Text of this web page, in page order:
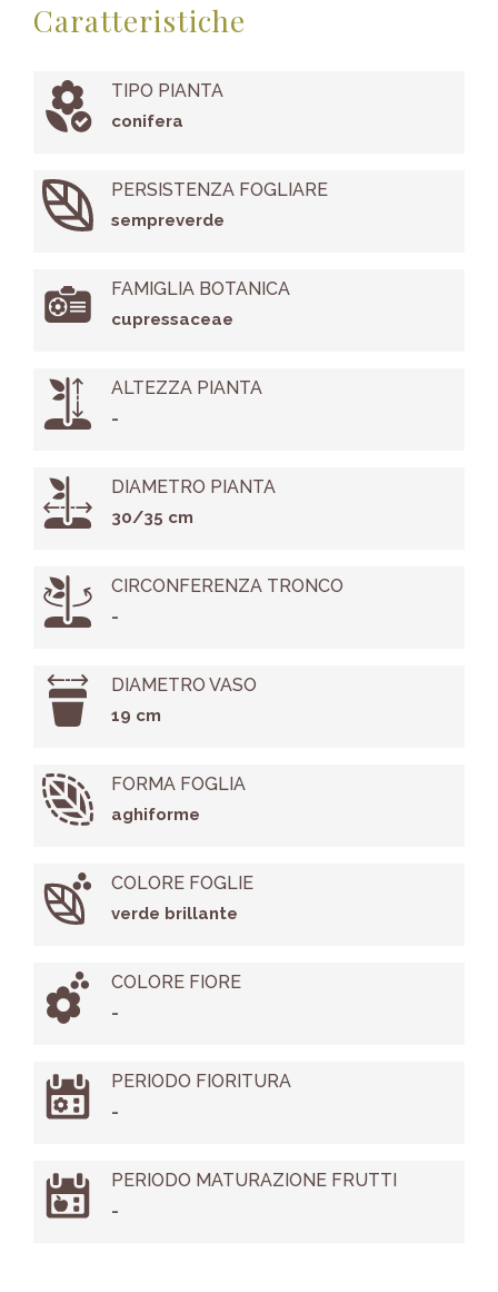
Caratteristiche
TIPO PIANTA
conifera
PERSISTENZA FOGLIARE
sempreverde
FAMIGLIA BOTANICA
cupressaceae
ALTEZZA PIANTA
-
DIAMETRO PIANTA
30/35 cm
CIRCONFERENZA TRONCO
-
DIAMETRO VASO
19 cm
FORMA FOGLIA
aghiforme
COLORE FOGLIE
verde brillante
COLORE FIORE
-
PERIODO FIORITURA
-
PERIODO MATURAZIONE FRUTTI
-